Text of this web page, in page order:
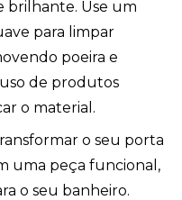
brilhante. Use um
para limpar
poeira e
de produtos
o material.
o seu porta
uma peça funcional,
o seu banheiro.